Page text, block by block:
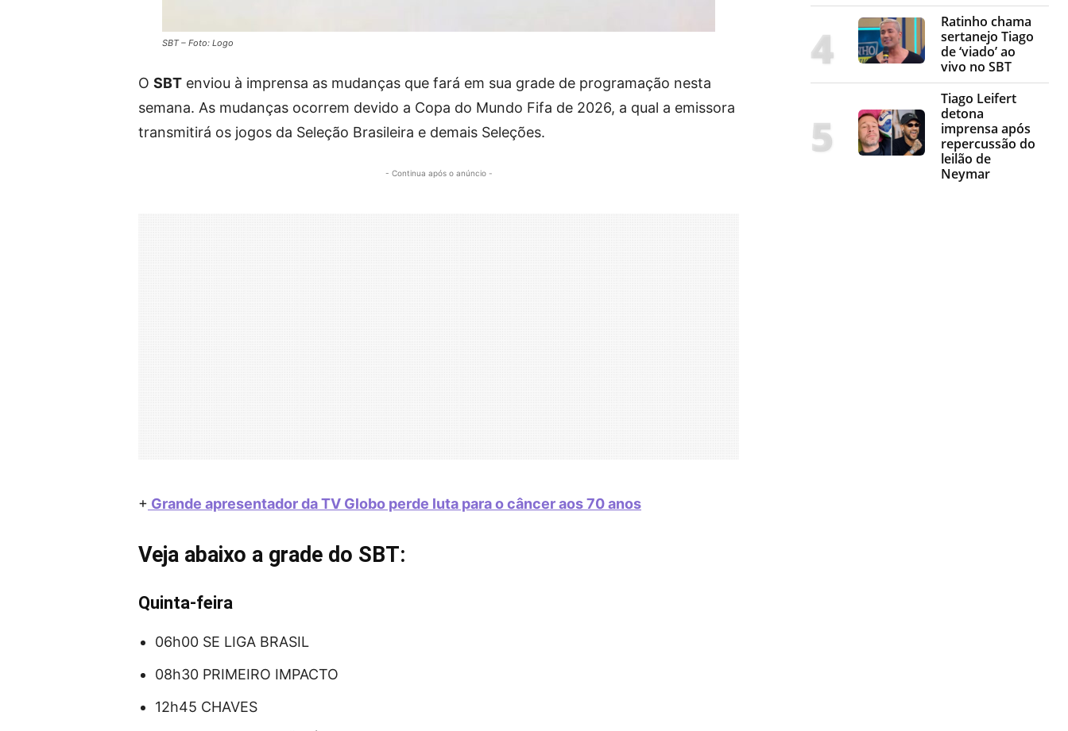
SBT – Foto: Logo
O SBT enviou à imprensa as mudanças que fará em sua grade de programação nesta
semana. As mudanças ocorrem devido a Copa do Mundo Fifa de 2026, a qual a emissora
transmitirá os jogos da Seleção Brasileira e demais Seleções.
- Continua após o anúncio -
+ Grande apresentador da TV Globo perde luta para o câncer aos 70 anos
Veja abaixo a grade do SBT:
Quinta-feira
06h00 SE LIGA BRASIL
08h30 PRIMEIRO IMPACTO
12h45 CHAVES
Ratinho chama
sertanejo Tiago
de ‘viado’ ao
vivo no SBT
Tiago Leifert
detona
imprensa após
repercussão do
leilão de
Neymar